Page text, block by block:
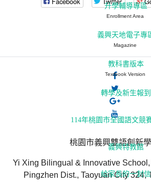
桃園市義興雙語創新
Yi Xing Bilingual & Innovative
Pingzhen Dist., Taoyuan City 324,
升學輔導專區
Enrollment Area
義興天地電子專
Magazine
教科書版本
Textbook Version
轉學及新生報到
114年桃園市全國語文競
義興特教館
給家長的一封信